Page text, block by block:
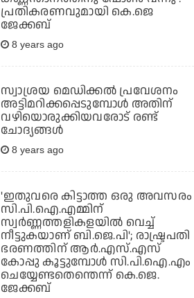
പ്രതികരണവുമായി കെ.ജെ
ജേക്കബ്
8 years ago
സ്വാശ്രയ മെഡിക്കല്‍ പ്രവേശനം
അട്ടിമറിക്കപ്പെടുമ്പോള്‍ അതിന്
വഴിയൊരുക്കിയവരോട് രണ്ട്
ചോദ്യങ്ങള്‍
8 years ago
'ഇതുവരെ കിട്ടാത്ത ഒരു അവസരം
സി.പി.ഐ.എമ്മിന്
സ്വര്‍ണ്ണത്തളികളയില്‍ വെച്ച്
നീട്ടുകയാണ് ബി.ജെ.പി'; രാഷ്ട്രപതി
ഭരണത്തിന് ആര്‍.എസ്.എസ്
കോപ്പു കൂട്ടുമ്പോള്‍ സി.പി.ഐ.എം
ചെയ്യേണ്ടതെന്തെന്ന് കെ.ജെ.
ജേക്കബ്